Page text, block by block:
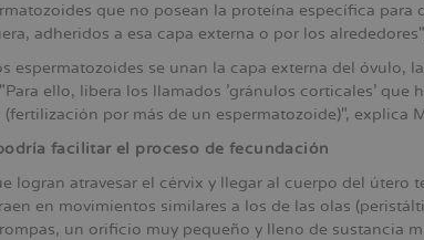
que no posean la proteína específica
adheridos a esa capa externa o por los
espermatozoides se unan la capa externa del óvulo,
ello, libera los llamados 'gránulos corticales' que
por más de un espermatozoide)", explica
facilitar el proceso de fecundación
logran atravesar el cérvix y llegar al cuerpo del útero
en movimientos similares a los de las olas
un orificio muy pequeño y lleno de sustancia